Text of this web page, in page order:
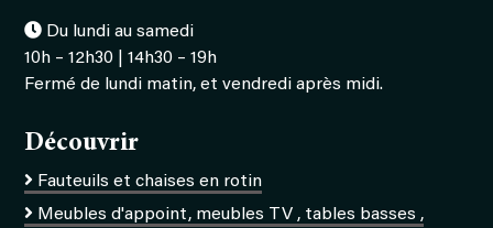
Du lundi au samedi
10h – 12h30 | 14h30 – 19h
Fermé de lundi matin, et vendredi après midi.
Découvrir
Fauteuils et chaises en rotin
Meubles d'appoint, meubles TV , tables basses ,